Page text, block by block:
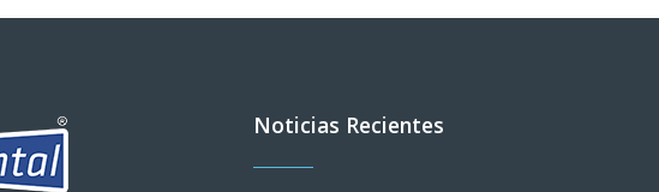
Noticias Recientes